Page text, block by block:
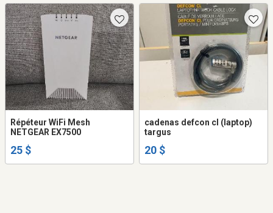
Répéteur WiFi Mesh
NETGEAR EX7500
25 $
cadenas defcon cl (laptop)
targus
20 $